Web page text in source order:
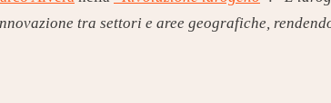
tra settori e aree geografiche,